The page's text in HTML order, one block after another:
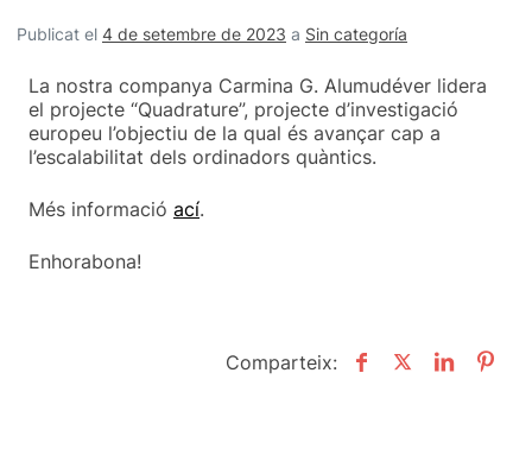
Publicat el 4 de setembre de 2023 a Sin categoría
La nostra companya Carmina G. Alumudéver lidera
el projecte “Quadrature”, projecte d’investigació
europeu l’objectiu de la qual és avançar cap a
l’escalabilitat dels ordinadors quàntics.
Més informació ací.
Enhorabona!
Comparteix: